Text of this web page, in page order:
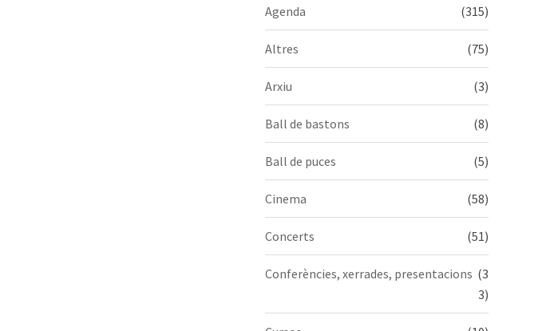
Agenda (315)
Altres (75)
Arxiu (3)
Ball de bastons (8)
Ball de puces (5)
Cinema (58)
Concerts (51)
Conferències, xerrades, presentacions (3
3)